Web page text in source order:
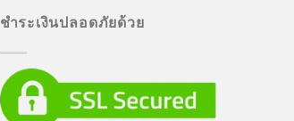
ชำระเงินปลอดภัยด้วย